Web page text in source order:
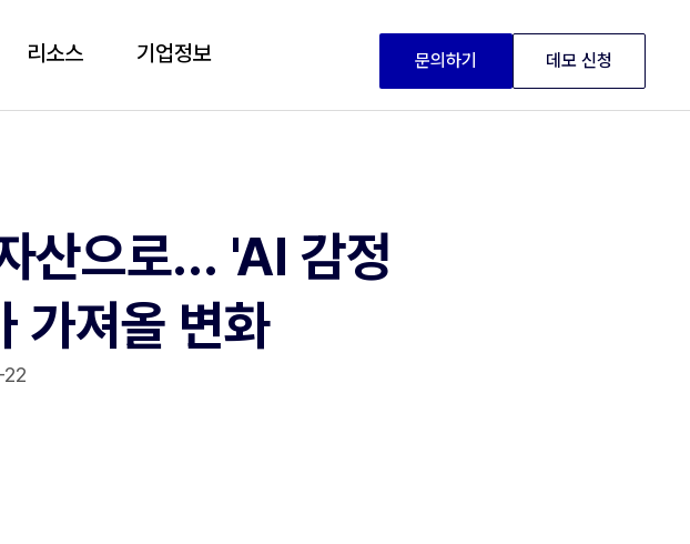
리소스 기업정보 문의하기 데모 신청
산으로... 'AI 감정
가져올 변화